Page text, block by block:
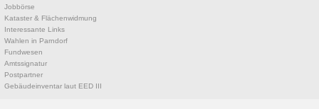
Jobbörse
Kataster & Flächenwidmung
Interessante Links
Wahlen in Parndorf
Fundwesen
Amtssignatur
Postpartner
Gebäudeinventar laut EED III